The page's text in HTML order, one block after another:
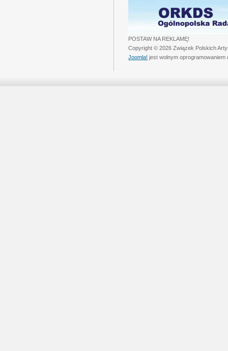
POSTAW NA REKLAMĘ!
Copyright © 2026 Związek Polskich
Joomla! jest wolnym